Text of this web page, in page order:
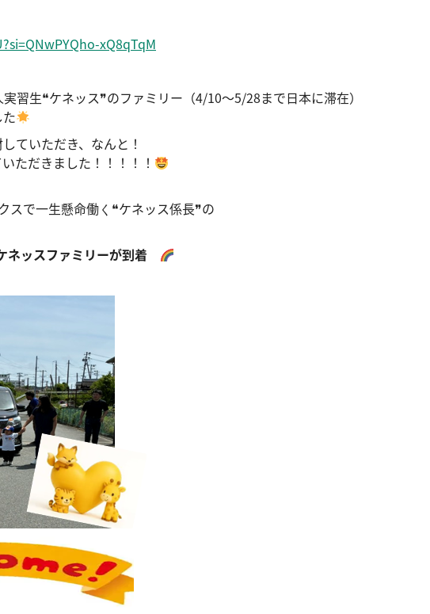
xQ8qTqM
生❝ケネッス❞のファミリー（4/10～5/28まで日本に滞在）
ていただき、なんと！
ただきました！！！！！
スで一生懸命働く❝ケネッス係長❞の
ッスファミリーが到着